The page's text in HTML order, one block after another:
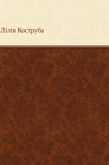
Лілія Коструба